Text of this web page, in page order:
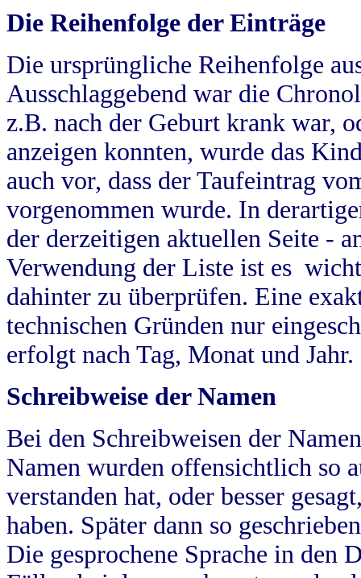
Die Reihenfolge der Einträge
Die ursprüngliche Reihenfolge
Ausschlaggebend war die
z.B. nach der Geburt krank war,
anzeigen konnten, wurde das
auch vor, dass der Taufeintrag
vorgenommen wurde. In
der derzeitigen aktuellen Seite -
Verwendung der Liste ist es
dahinter zu überprüfen. Eine
technischen Gründen nur
erfolgt nach Tag, Monat und Jahr.
Schreibweise der Namen
Bei den Schreibweisen der
Namen wurden offensichtlich so
verstanden hat, oder besser
haben. Später dann so
Die gesprochene Sprache in